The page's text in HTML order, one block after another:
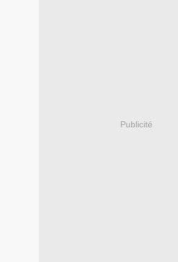
Publicité